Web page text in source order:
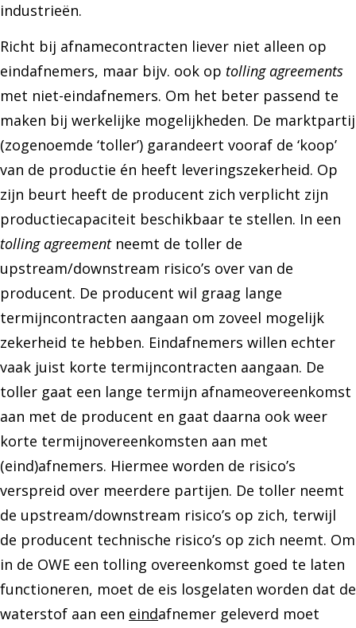
industrieën.
Richt bij afnamecontracten liever niet alleen op
eindafnemers, maar bijv. ook op tolling agreements
met niet-eindafnemers. Om het beter passend te
maken bij werkelijke mogelijkheden. De marktpartij
(zogenoemde ‘toller’) garandeert vooraf de ‘koop’
van de productie én heeft leveringszekerheid. Op
zijn beurt heeft de producent zich verplicht zijn
productiecapaciteit beschikbaar te stellen. In een
tolling agreementneemt de toller de
upstream/downstream risico’s over van de
producent. De producent wil graag lange
termijncontracten aangaan om zoveel mogelijk
zekerheid te hebben. Eindafnemers willen echter
vaak juist korte termijncontracten aangaan. De
toller gaat een lange termijn afnameovereenkomst
aan met de producent en gaat daarna ook weer
korte termijnovereenkomsten aan met
(eind)afnemers. Hiermee worden de risico’s
verspreid over meerdere partijen. De toller neemt
de upstream/downstream risico’s op zich, terwijl
de producent technische risico’s op zich neemt. Om
in de OWE een tolling overeenkomst goed te laten
functioneren, moet de eis losgelaten worden dat de
waterstof aan een eindafnemer geleverd moet